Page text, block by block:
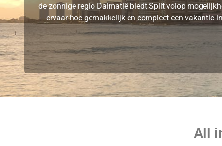
de zonnige regio Dalmatië biedt Split volop
ervaar hoe gemakkelijk en compleet een vakantie
All